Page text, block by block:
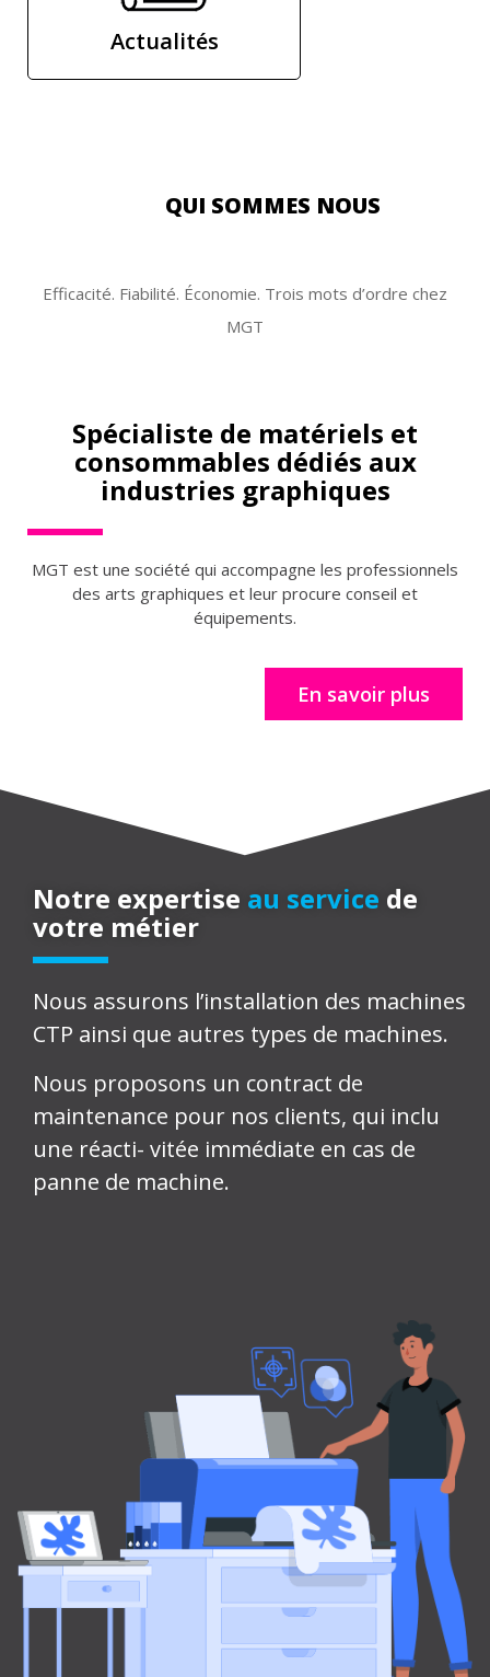
Actualités
QUI SOMMES NOUS
Efficacité. Fiabilité. Économie. Trois mots d’ordre chez
MGT
Spécialiste de matériels et
consommables dédiés aux
industries graphiques
MGT est une société qui accompagne les professionnels
des arts graphiques et leur procure conseil et
équipements.
En savoir plus
Notre expertise au service de
votre métier
Nous assurons l’installation des machines
CTP ainsi que autres types de machines.
Nous proposons un contract de
maintenance pour nos clients, qui inclu
une réacti- vitée immédiate en cas de
panne de machine.